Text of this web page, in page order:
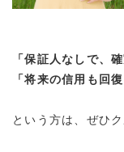
「保証人なしで、
「将来の信用も回復
という方は、ぜひ